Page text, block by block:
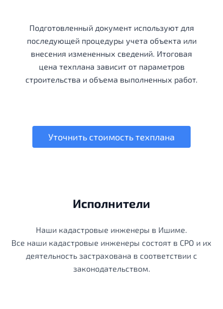
Подготовленный документ используют для
последующей процедуры учета объекта или
внесения измененных сведений. Итоговая
цена техплана зависит от параметров
строительства и объема выполненных работ.
Уточнить стоимость техплана
Исполнители
Наши кадастровые инженеры в Ишиме.
Все наши кадастровые инженеры состоят в СРО и их
деятельность застрахована в соответствии с
законодательством.